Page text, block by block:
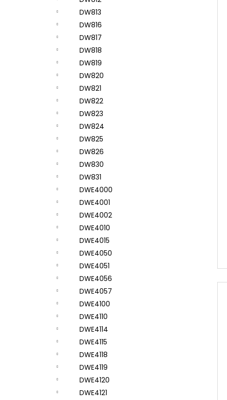
DW813
DW816
DW817
DW818
DW819
DW820
DW821
DW822
DW823
DW824
DW825
DW826
DW830
DW831
DWE4000
DWE4001
DWE4002
DWE4010
DWE4015
DWE4050
DWE4051
DWE4056
DWE4057
DWE4100
DWE4110
DWE4114
DWE4115
DWE4118
DWE4119
DWE4120
DWE4121